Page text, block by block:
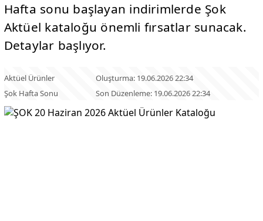
Hafta sonu başlayan indirimlerde Şok
Aktüel kataloğu önemli fırsatlar sunacak.
Detaylar başlıyor.
Aktüel Ürünler
Şok Hafta Sonu
Oluşturma: 19.06.2026 22:34
Son Düzenleme: 19.06.2026 22:34